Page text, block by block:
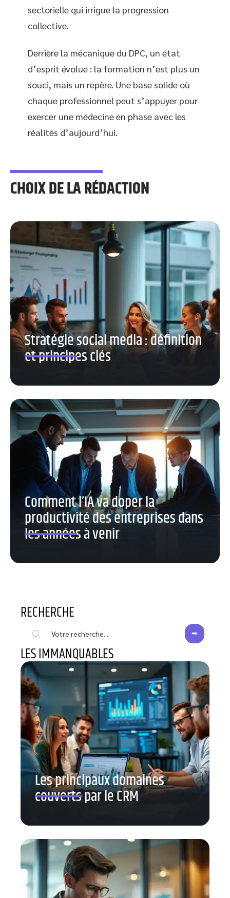
sectorielle qui irrigue la progression
collective.
Derrière la mécanique du DPC, un état
d’esprit évolue : la formation n’est plus un
souci, mais un repère. Une base solide où
chaque professionnel peut s’appuyer pour
exercer une médecine en phase avec les
réalités d’aujourd’hui.
CHOIX DE LA RÉDACTION
Stratégie social media : définition
et principes clés
Comment l’IA va doper la
productivité des entreprises dans
les années à venir
RECHERCHE
LES IMMANQUABLES
Les principaux domaines
couverts par le CRM